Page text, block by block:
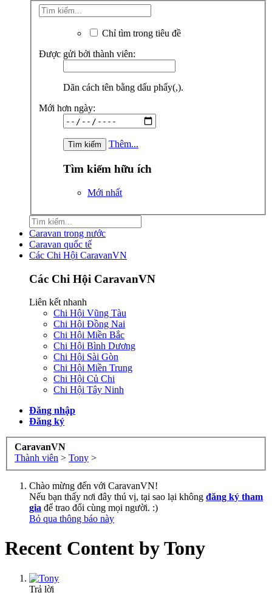
Chỉ tìm trong tiêu đề
Được gửi bởi thành viên:
Dãn cách tên bằng dấu phẩy(,).
Mới hơn ngày:
Thêm...
Tìm kiếm hữu ích
Mới nhất
Caravan trong nước
Caravan quốc tế
Các Chi Hội CaravanVN
Các Chi Hội CaravanVN
Liên kết nhanh
Chi Hội Vũng Tàu
Chi Hội Đồng Nai
Chi Hội Miền Bắc
Chi Hội Bình Dương
Chi Hội Sài Gòn
Chi Hội Miền Trung
Chi Hội Củ Chi
Chi Hội Tây Ninh
Đăng nhập
Đăng ký
CaravanVN
Thành viên > Tony >
Chào mừng đến với CaravanVN!
Nếu bạn thấy nơi đây thú vị, tại sao lại không đăng ký tham
gia để trao đổi cùng mọi người. :)
Bỏ qua thông báo này
Recent Content by Tony
Trả lời